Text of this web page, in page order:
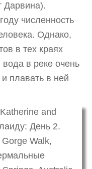
Дарвина).
численность
Однако,
в тех краях
вода в реке очень
плавать в ней